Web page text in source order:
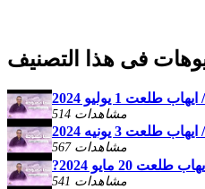
فى هذا التصنيف
1 يوليو 2024
514 مشاهدات
3 يونيه 2024
567 مشاهدات
541 مشاهدات